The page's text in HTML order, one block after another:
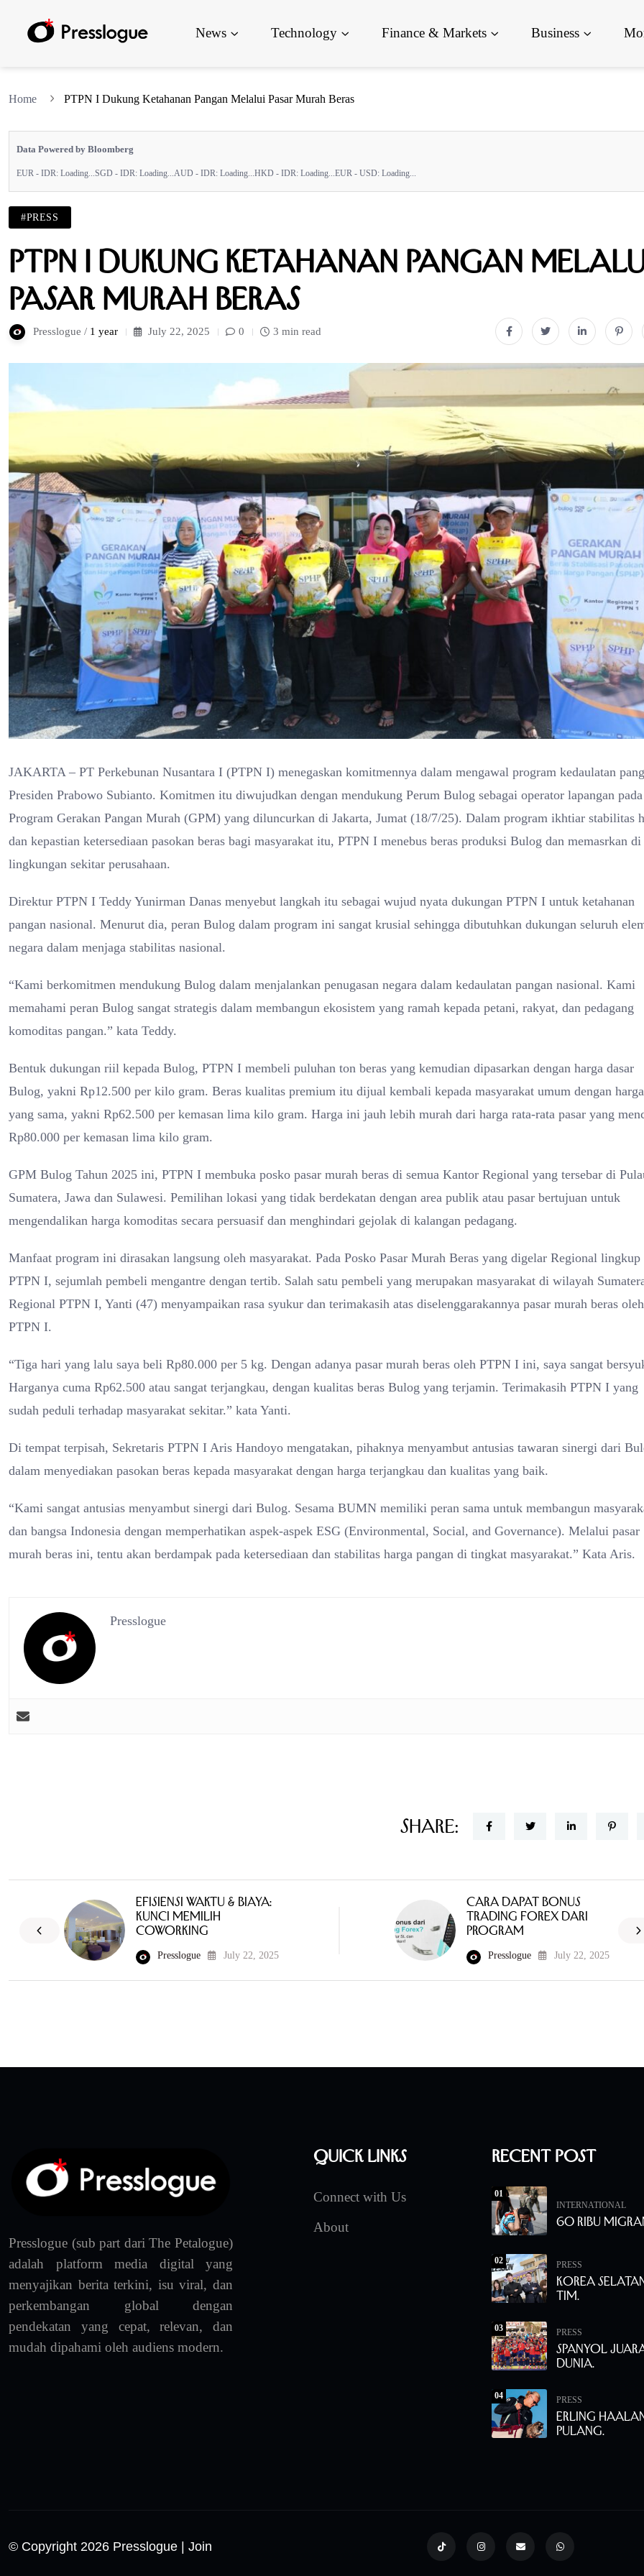
News Technology Finance & Markets Business
Home PTPN I Dukung Ketahanan Pangan Melalui Pasar Murah Beras
Data Powered by Bloomberg
EUR - IDR: Loading...SGD - IDR: Loading...AUD - IDR: Loading...HKD - IDR: Loading...EUR - USD: Loading...
#PRESS
PTPN I Dukung Ketahanan Pangan
Pasar Murah Beras
Presslogue / 1 year July 22, 2025 0 3 min read
JAKARTA – PT Perkebunan Nusantara I (PTPN I) menegaskan komitmennya dalam mengawal program kedaulatan
Presiden Prabowo Subianto. Komitmen itu diwujudkan dengan mendukung Perum Bulog sebagai operator lapangan pada
Program Gerakan Pangan Murah (GPM) yang diluncurkan di Jakarta, Jumat (18/7/25). Dalam program ikhtiar stabilitas
dan kepastian ketersediaan pasokan beras bagi masyarakat itu, PTPN I menebus beras produksi Bulog dan memasrkan di
lingkungan sekitar perusahaan.
Direktur PTPN I Teddy Yunirman Danas menyebut langkah itu sebagai wujud nyata dukungan PTPN I untuk ketahanan
pangan nasional. Menurut dia, peran Bulog dalam program ini sangat krusial sehingga dibutuhkan dukungan seluruh
negara dalam menjaga stabilitas nasional.
“Kami berkomitmen mendukung Bulog dalam menjalankan penugasan negara dalam kedaulatan pangan nasional. Kami
memahami peran Bulog sangat strategis dalam membangun ekosistem yang ramah kepada petani, rakyat, dan pedagang
komoditas pangan.” kata Teddy.
Bentuk dukungan riil kepada Bulog, PTPN I membeli puluhan ton beras yang kemudian dipasarkan dengan harga dasar
Bulog, yakni Rp12.500 per kilo gram. Beras kualitas premium itu dijual kembali kepada masyarakat umum dengan harga
yang sama, yakni Rp62.500 per kemasan lima kilo gram. Harga ini jauh lebih murah dari harga rata-rata pasar yang
Rp80.000 per kemasan lima kilo gram.
GPM Bulog Tahun 2025 ini, PTPN I membuka posko pasar murah beras di semua Kantor Regional yang tersebar di
Sumatera, Jawa dan Sulawesi. Pemilihan lokasi yang tidak berdekatan dengan area publik atau pasar bertujuan untuk
mengendalikan harga komoditas secara persuasif dan menghindari gejolak di kalangan pedagang.
Manfaat program ini dirasakan langsung oleh masyarakat. Pada Posko Pasar Murah Beras yang digelar Regional lingkup
PTPN I, sejumlah pembeli mengantre dengan tertib. Salah satu pembeli yang merupakan masyarakat di wilayah
Regional PTPN I, Yanti (47) menyampaikan rasa syukur dan terimakasih atas diselenggarakannya pasar murah beras oleh
PTPN I.
“Tiga hari yang lalu saya beli Rp80.000 per 5 kg. Dengan adanya pasar murah beras oleh PTPN I ini, saya sangat
Harganya cuma Rp62.500 atau sangat terjangkau, dengan kualitas beras Bulog yang terjamin. Terimakasih PTPN I yang
sudah peduli terhadap masyarakat sekitar.” kata Yanti.
Di tempat terpisah, Sekretaris PTPN I Aris Handoyo mengatakan, pihaknya menyambut antusias tawaran sinergi dari
dalam menyediakan pasokan beras kepada masyarakat dengan harga terjangkau dan kualitas yang baik.
“Kami sangat antusias menyambut sinergi dari Bulog. Sesama BUMN memiliki peran sama untuk membangun
dan bangsa Indonesia dengan memperhatikan aspek-aspek ESG (Environmental, Social, and Governance). Melalui pasar
murah beras ini, tentu akan berdampak pada ketersediaan dan stabilitas harga pangan di tingkat masyarakat.” Kata Aris.
Presslogue
Share:
Efisiensi Waktu & Biaya:
Kunci memilih
Coworking
Presslogue July 22, 2025
Cara Dapat Bonus
Trading Forex dari
Program
Presslogue July 22, 2025
Presslogue (sub part dari The Petalogue)
adalah platform media digital yang
menyajikan berita terkini, isu viral, dan
perkembangan global dengan
pendekatan yang cepat, relevan, dan
mudah dipahami oleh audiens modern.
Quick Links
Connect with Us
About
Recent Post
01
INTERNATIONAL
60 Ribu
02 PRESS
Korea
Tim.
03 PRESS
Spanyol
Dunia.
04 PRESS
Erling
Pulang.
© Copyright 2026 Presslogue | Join